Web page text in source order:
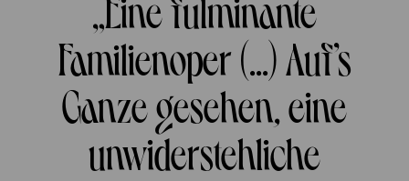
Familienoper (...) Auf’s
Ganze gesehen, eine
unwiderstehliche